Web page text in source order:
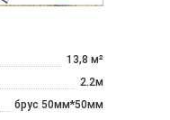
13,8 м²
2.2м
брус 50мм*50мм